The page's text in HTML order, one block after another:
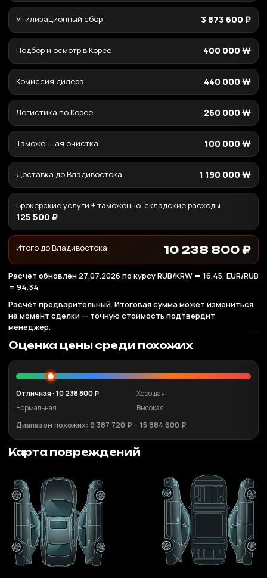
Утилизационный сбор 3 873 600 ₽
Подбор и осмотр в Корее 400 000 ₩
Комиссия дилера 440 000 ₩
Логистика по Корее 260 000 ₩
Таможенная очистка 100 000 ₩
Доставка до Владивостока 1 190 000 ₩
Брокерские услуги + таможенно-складские расходы
125 500 ₽
Итого до Владивостока 10 238 800 ₽
Расчет обновлен 27.07.2026 по курсу RUB/KRW = 16.45, EUR/RUB
= 94.34
Расчёт предварительный. Итоговая сумма может измениться
на момент сделки — точную стоимость подтвердит
менеджер.
Оценка цены среди похожих
Отличная · 10 238 800 ₽
Хорошая
Нормальная
Высокая
Диапазон похожих: 9 387 720 ₽ – 15 884 600 ₽
Карта повреждений